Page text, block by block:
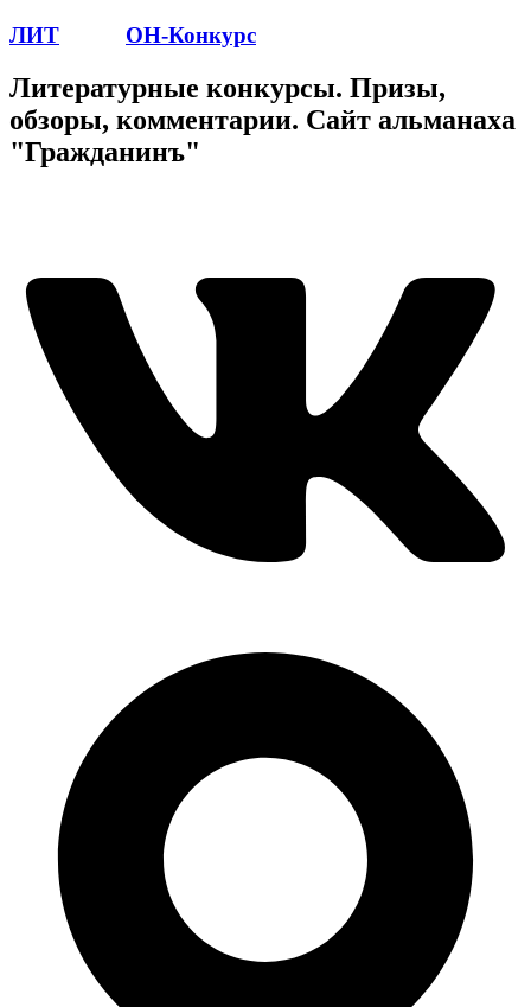
ЛИТ ОН-Конкурс
Литературные конкурсы. Призы,
обзоры, комментарии. Сайт альманаха
"Гражданинъ"